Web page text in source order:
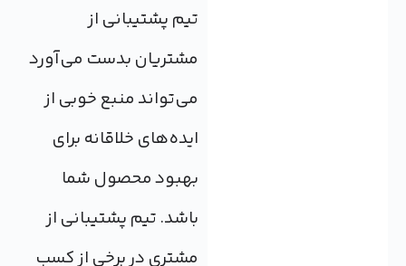
تیم پشتیبانی از
مشتریان بدست می‌آورد
می‌تواند منبع خوبی از
ایده‌های خلاقانه برای
بهبود محصول شما
باشد. تیم پشتیبانی از
مشتری در برخی از کسب